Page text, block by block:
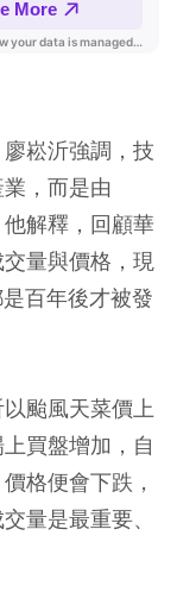
崧沂強調，技
，而是由
解釋，回顧華
量與價格，現
百年後才被發
颱風天菜價上
買盤增加，自
格便會下跌，
量是最重要、